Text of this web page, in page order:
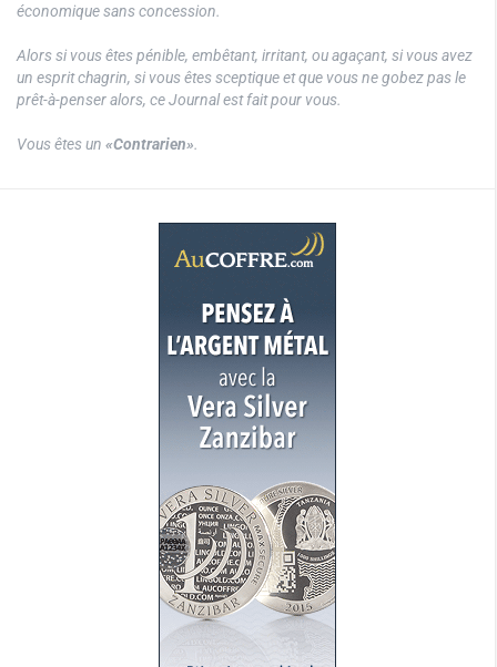
économique sans concession.
Alors si vous êtes pénible, embêtant, irritant, ou agaçant, si vous avez
un esprit chagrin, si vous êtes sceptique et que vous ne gobez pas le
prêt-à-penser alors, ce Journal est fait pour vous.
Vous êtes un «Contrarien».